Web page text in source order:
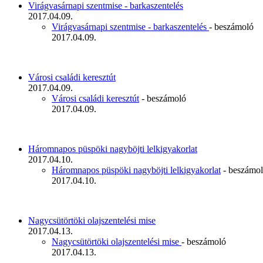
Virágvasárnapi szentmise - barkaszentelés
2017.04.09.
Virágvasárnapi szentmise - barkaszentelés - beszámoló
2017.04.09.
Városi családi keresztút
2017.04.09.
Városi családi keresztút - beszámoló
2017.04.09.
Háromnapos püspöki nagyböjti lelkigyakorlat
2017.04.10.
Háromnapos püspöki nagyböjti lelkigyakorlat -
2017.04.10.
Nagycsütörtöki olajszentelési mise
2017.04.13.
Nagycsütörtöki olajszentelési mise - beszámoló
2017.04.13.